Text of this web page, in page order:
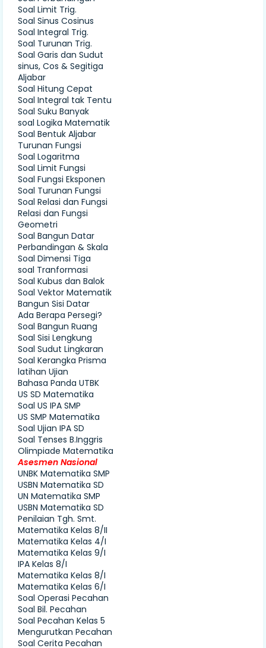
Soal Limit Trig.
Soal Sinus Cosinus
Soal Integral Trig.
Soal Turunan Trig.
Soal Garis dan Sudut
sinus, Cos & Segitiga
Aljabar
Soal Hitung Cepat
Soal Integral tak Tentu
Soal Suku Banyak
soal Logika Matematik
Soal Bentuk Aljabar
Turunan Fungsi
Soal Logaritma
Soal Limit Fungsi
Soal Fungsi Eksponen
Soal Turunan Fungsi
Soal Relasi dan Fungsi
Relasi dan Fungsi
Geometri
Soal Bangun Datar
Perbandingan & Skala
Soal Dimensi Tiga
soal Tranformasi
Soal Kubus dan Balok
Soal Vektor Matematik
Bangun Sisi Datar
Ada Berapa Persegi?
Soal Bangun Ruang
Soal Sisi Lengkung
Soal Sudut Lingkaran
Soal Kerangka Prisma
latihan Ujian
Bahasa Panda UTBK
US SD Matematika
Soal US IPA SMP
US SMP Matematika
Soal Ujian IPA SD
Soal Tenses B.Inggris
Olimpiade Matematika
Asesmen Nasional
UNBK Matematika SMP
USBN Matematika SD
UN Matematika SMP
USBN Matematika SD
Penilaian Tgh. Smt.
Matematika Kelas 8/II
Matematika Kelas 4/I
Matematika Kelas 9/I
IPA Kelas 8/I
Matematika Kelas 8/I
Matematika Kelas 6/I
Soal Operasi Pecahan
Soal Bil. Pecahan
Soal Pecahan Kelas 5
Mengurutkan Pecahan
Soal Cerita Pecahan